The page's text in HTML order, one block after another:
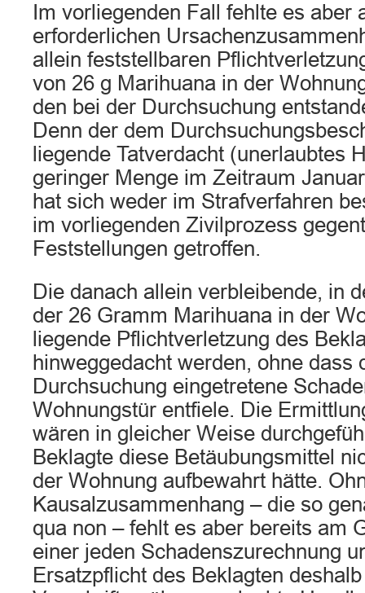
Im vorliegenden Fall fehlte es aber
erforderlichen
allein feststellbaren
von 26 g Marihuana in der
den bei der Durchsuchung
Denn der dem
liegende Tatverdacht (unerlaubtes
geringer Menge im Zeitraum
hat sich weder im Strafverfahren
im vorliegenden Zivilprozess
Feststellungen getroffen.
Die danach allein verbleibende, in
der 26 Gramm Marihuana in der
liegende Pflichtverletzung des
hinweggedacht werden, ohne dass
Durchsuchung eingetretene
Wohnungstür entfiele. Die
wären in gleicher Weise
Beklagte diese Betäubungsmittel
der Wohnung aufbewahrt hätte.
Kausalzusammenhang – die so
qua non – fehlt es aber bereits am
einer jeden Schadenszurechnung
Ersatzpflicht des Beklagten